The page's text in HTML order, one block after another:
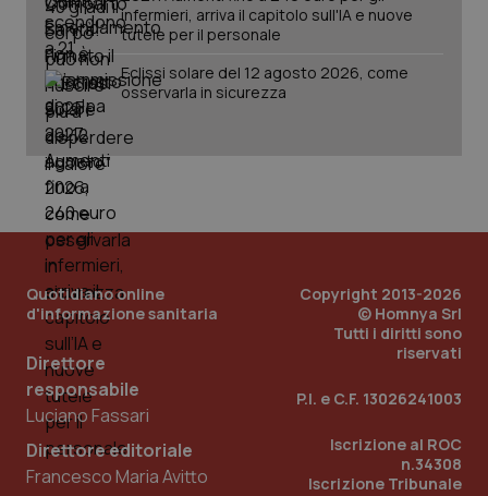
infermieri, arriva il capitolo sull'IA e nuove
tutele per il personale
Eclissi solare del 12 agosto 2026, come
osservarla in sicurezza
Quotidiano online
d'informazione sanitaria
Direttore
responsabile
Luciano Fassari
Direttore editoriale
Francesco Maria Avitto
Copyright 2013-2026
© Homnya Srl
Tutti i diritti sono
riservati
P.I. e C.F. 13026241003
Iscrizione al ROC
n.34308
Iscrizione Tribunale
PHPSESSID